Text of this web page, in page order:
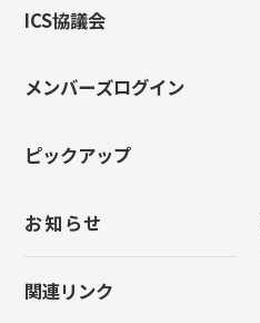
イベント情報
導入事例
製品紹介
導入事例
お問い合わせ
はじめてのお客様
製品紹介
導入事例
お問い合わせ
ICS協議会
全国ICS協議会
全国大会
メンバーズログイン
新規登録
パスワードをお忘れの方
ピックアップ
クラウド管理
原票モバイル
お知らせ
関連リンク